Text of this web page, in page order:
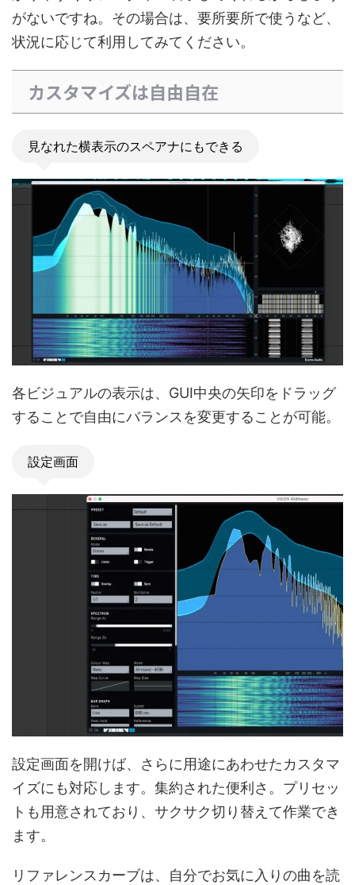
がないですね。その場合は、要所要所で使うなど、
状況に応じて利用してみてください。
カスタマイズは自由自在
見なれた横表示のスペアナにもできる
各ビジュアルの表示は、GUI中央の矢印をドラッグ
することで自由にバランスを変更することが可能。
設定画面
設定画面を開けば、さらに用途にあわせたカスタマ
イズにも対応します。集約された便利さ。プリセッ
トも用意されており、サクサク切り替えて作業でき
ます。
リファレンスカーブは、自分でお気に入りの曲を読